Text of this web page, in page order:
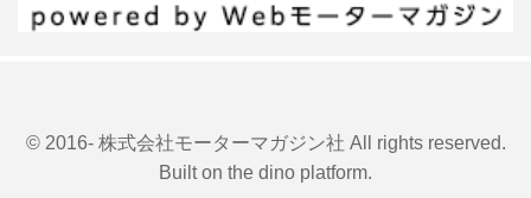
© 2016- 株式会社モーターマガジン社 All rights reserved.
Built on the dino platform.